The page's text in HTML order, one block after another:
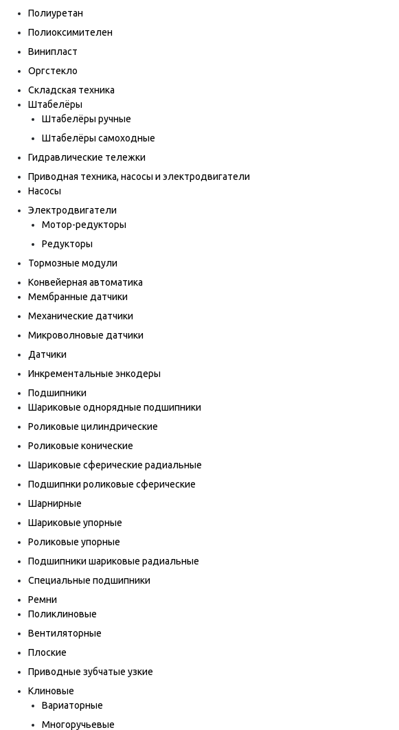
Полиуретан
Полиоксимителен
Винипласт
Оргстекло
Складская техника
Штабелёры
Штабелёры ручные
Штабелёры самоходные
Гидравлические тележки
Приводная техника, насосы и электродвигатели
Насосы
Электродвигатели
Мотор-редукторы
Редукторы
Тормозные модули
Конвейерная автоматика
Мембранные датчики
Механические датчики
Микроволновые датчики
Датчики
Инкрементальные энкодеры
Подшипники
Шариковые однорядные подшипники
Роликовые цилиндрические
Роликовые конические
Шариковые сферические радиальные
Подшипнки роликовые сферические
Шарнирные
Шариковые упорные
Роликовые упорные
Подшипники шариковые радиальные
Специальные подшипники
Ремни
Поликлиновые
Вентиляторные
Плоские
Приводные зубчатые узкие
Клиновые
Вариаторные
Многоручьевые